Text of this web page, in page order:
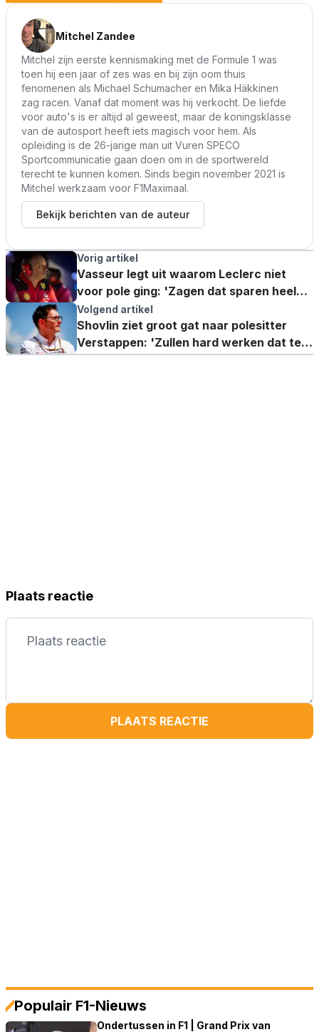
Mitchel Zandee
Mitchel zijn eerste kennismaking met de Formule 1 was
toen hij een jaar of zes was en bij zijn oom thuis
fenomenen als Michael Schumacher en Mika Häkkinen
zag racen. Vanaf dat moment was hij verkocht. De liefde
voor auto's is er altijd al geweest, maar de koningsklasse
van de autosport heeft iets magisch voor hem. Als
opleiding is de 26-jarige man uit Vuren SPECO
Sportcommunicatie gaan doen om in de sportwereld
terecht te kunnen komen. Sinds begin november 2021 is
Mitchel werkzaam voor F1Maximaal.
Bekijk berichten van de auteur
Vorig artikel
Vasseur legt uit waarom Leclerc niet
voor pole ging: 'Zagen dat sparen heel
belangrijk is'
Volgend artikel
Shovlin ziet groot gat naar polesitter
Verstappen: 'Zullen hard werken dat te
dichten'
Plaats reactie
PLAATS REACTIE
Populair F1-Nieuws
Ondertussen in F1 | Grand Prix van